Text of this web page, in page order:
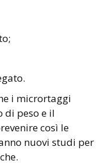
i micrortaggi
di peso e il
così le
nuovi studi per